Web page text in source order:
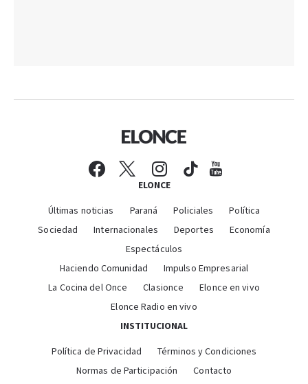
ELONCE
Últimas noticias Paraná Policiales
Política
Sociedad
Internacionales Deportes
Economía
Espectáculos
Haciendo Comunidad
Impulso Empresarial
La Cocina del Once
Clasionce
Elonce en vivo
Elonce Radio en vivo
INSTITUCIONAL
Política de Privacidad
Términos y Condiciones
Normas de Participación
Contacto